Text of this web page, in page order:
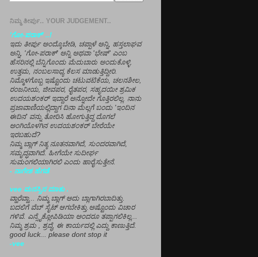
ನಿಮ್ಮ ತೀರ್ಪು.. YOUR JUDGEMENT..
'ಗೋ-ಪರಾಕ್' ..!
ಇದು ತೀರ್ಪು ಅಂದ್ಕೊಬೇಡಿ, ಚಪ್ಪಾಳೆ ಅನ್ನಿ, ಹಸ್ತಲಾಘವ
ಅನ್ನಿ, 'ಗೋ-ಪರಾಕ್' ಅನ್ನಿ ಅಥವಾ 'ಭೇಷ್' ಎಂಬ
ಹೆಸರಿನಲ್ಲಿ ಬೆನ್ನಿಗೊಂದು ಮೆದುಬಾರು ಅಂದುಕೊಳ್ಳಿ.
ಉತ್ತಮ, ನಂಬಲಸಾಧ್ಯ ಕೆಲಸ ಮಾಡುತ್ತಿದ್ದೀರಿ.
ನಿಮ್ಮೊಳಗೊಬ್ಬ ಇಷ್ಟೊಂದು ಚಟುವಟಿಕೆಯ, ಚಲನಶೀಲ,
ರಂಜನೀಯ, ಜೀವಪರ, ರೈತಪರ, ಸಹೃದಯೀ ಶ್ರಮಿಕ
ಉದಯಶಂಕರ್ ಇದ್ದಾರೆ ಅನ್ನೋದೇ ಗೊತ್ತಿರಲಿಲ್ಲ. ನಾನು
ಪ್ರಜಾವಾಣಿಯಲ್ಲಿದ್ದಾಗ ದಿನಾ ಮೆಲ್ಲಗೆ ಬಂದು 'ಇಂದಿನ
ಈದಿನ' ವನ್ನು ತೋರಿಸಿ ಹೋಗುತ್ತಿದ್ದ ದೊಗಲೆ
ಅಂಗಿಯೊಳಗಿನ ಉದಯಶಂಕರ್ ಬೇರೆಯೇ
ಇರಬಹುದೆ?
ನಿಮ್ಮ ಬ್ಲಾಗ್ ನಿತ್ಯ ನೂತನವಾಗಿದೆ, ಸುಂದರವಾಗಿದೆ,
ಸಮೃದ್ಧವಾಗಿದೆ. ಹೀಗೆಯೇ ಸುದೀರ್ಘ
ಸುಮಂಗಲಿಯಾಗಿರಲಿ ಎಂದು ಹಾರೈಸುತ್ತೇನೆ.
- ನಾಗೇಶ ಹೆಗಡೆ
vee ಮನಸ್ಸಿನ ಮಾತು .
ವ್ಹಾರೆವ್ಹಾ... ನಿಮ್ಮ ಬ್ಲಾಗ್ ಅದು ಬ್ಲಾಗಾಗಿರಬಾದಿತ್ತು.
ಬದಲಿಗೆ ವೆಬ್ ಸೈಟ್ ಆಗಬೇಕಿತ್ತು.ಅಷ್ಟೊಂದು ವಿಚಾರ
ಗಳಿವೆ. ಎನ್ಸೈಕ್ಲೋಪಿಡಿಯಾ ಅಂದರೂ ತಪ್ಪಾಗಲಿಕಿಲ್ಲ...
ನಿಮ್ಮ ಶ್ರಮ , ಶ್ರದ್ಧೆ, ಈ ಕಾರ್ಯದಲ್ಲಿ ಎದ್ದು ಕಾಣುತ್ತಿದೆ.
good luck... please dont stop it
-vee